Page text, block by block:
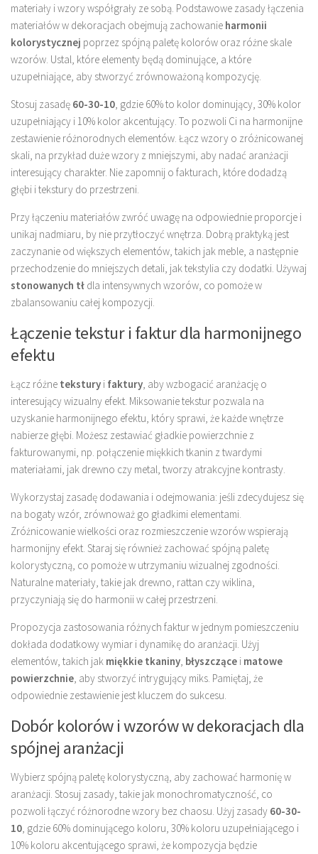
materiały i wzory współgrały ze sobą. Podstawowe zasady łączenia
materiałów w dekoracjach obejmują zachowanie harmonii
kolorystycznej poprzez spójną paletę kolorów oraz różne skale
wzorów. Ustal, które elementy będą dominujące, a które
uzupełniające, aby stworzyć zrównoważoną kompozycję.
Stosuj zasadę 60-30-10 , gdzie 60% to kolor dominujący, 30% kolor
uzupełniający i 10% kolor akcentujący. To pozwoli Ci na harmonijne
zestawienie różnorodnych elementów. Łącz wzory o zróżnicowanej
skali, na przykład duże wzory z mniejszymi, aby nadać aranżacji
interesujący charakter. Nie zapomnij o fakturach, które dodadzą
głębi i tekstury do przestrzeni.
Przy łączeniu materiałów zwróć uwagę na odpowiednie proporcje i
unikaj nadmiaru, by nie przytłoczyć wnętrza. Dobrą praktyką jest
zaczynanie od większych elementów, takich jak meble, a następnie
przechodzenie do mniejszych detali, jak tekstylia czy dodatki. Używaj
stonowanych tł dla intensywnych wzorów, co pomoże w
zbalansowaniu całej kompozycji.
Łączenie tekstur i faktur dla harmonijnego
efektu
Łącz różne tekstury i faktury , aby wzbogacić aranżację o
interesujący wizualny efekt. Miksowanie tekstur pozwala na
uzyskanie harmonijnego efektu, który sprawi, że każde wnętrze
nabierze głębi. Możesz zestawiać gładkie powierzchnie z
fakturowanymi, np. połączenie miękkich tkanin z twardymi
materiałami, jak drewno czy metal, tworzy atrakcyjne kontrasty.
Wykorzystaj zasadę dodawania i odejmowania: jeśli zdecydujesz się
na bogaty wzór, zrównoważ go gładkimi elementami.
Zróżnicowanie wielkości oraz rozmieszczenie wzorów wspierają
harmonijny efekt. Staraj się również zachować spójną paletę
kolorystyczną, co pomoże w utrzymaniu wizualnej zgodności.
Naturalne materiały, takie jak drewno, rattan czy wiklina,
przyczyniają się do harmonii w całej przestrzeni.
Propozycja zastosowania różnych faktur w jednym pomieszczeniu
dokłada dodatkowy wymiar i dynamikę do aranżacji. Użyj
elementów, takich jak miękkie tkaniny błyszczące i matowe
powierzchnie , aby stworzyć intrygujący miks. Pamiętaj, że
odpowiednie zestawienie jest kluczem do sukcesu.
Dobór kolorów i wzorów w dekoracjach dla
spójnej aranżacji
Wybierz spójną paletę kolorystyczną, aby zachować harmonię w
aranżacji. Stosuj zasady, takie jak monochromatyczność, co
pozwoli łączyć różnorodne wzory bez chaosu. Użyj zasady 60-30-
10 , gdzie 60% dominującego koloru, 30% koloru uzupełniającego i
10% koloru akcentującego sprawi, że kompozycja będzie